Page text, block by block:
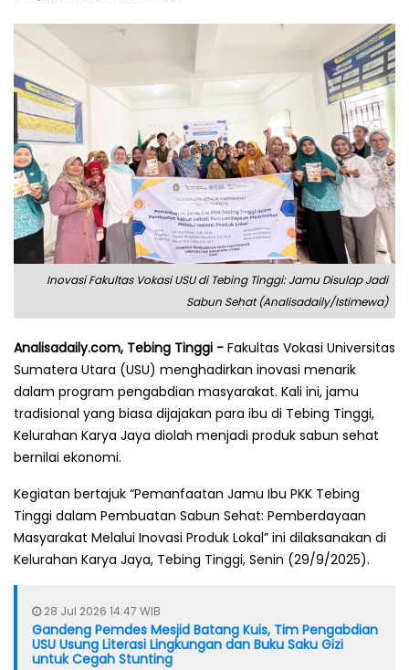
Inovasi Fakultas Vokasi USU di Tebing Tinggi: Jamu Disulap Jadi
Sabun Sehat (Analisadaily/Istimewa)
Analisadaily.com, Tebing Tinggi - Fakultas Vokasi Universitas
Sumatera Utara (USU) menghadirkan inovasi menarik
dalam program pengabdian masyarakat. Kali ini, jamu
tradisional yang biasa dijajakan para ibu di Tebing Tinggi,
Kelurahan Karya Jaya diolah menjadi produk sabun sehat
bernilai ekonomi.
Kegiatan bertajuk “Pemanfaatan Jamu Ibu PKK Tebing
Tinggi dalam Pembuatan Sabun Sehat: Pemberdayaan
Masyarakat Melalui Inovasi Produk Lokal” ini dilaksanakan di
Kelurahan Karya Jaya, Tebing Tinggi, Senin (29/9/2025).
28 Jul 2026 14:47 WIB
Gandeng Pemdes Mesjid Batang Kuis, Tim Pengabdian
USU Usung Literasi Lingkungan dan Buku Saku Gizi
untuk Cegah Stunting